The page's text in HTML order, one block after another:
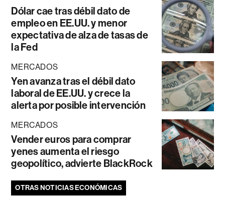
Dólar cae tras débil dato de
empleo en EE.UU. y menor
expectativa de alza de tasas de
la Fed
MERCADOS
Yen avanza tras el débil dato
laboral de EE.UU. y crece la
alerta por posible intervención
MERCADOS
Vender euros para comprar
yenes aumenta el riesgo
geopolítico, advierte BlackRock
OTRAS NOTICIAS ECONÓMICAS